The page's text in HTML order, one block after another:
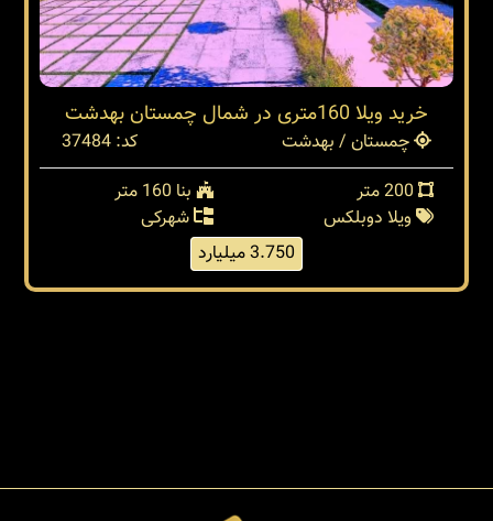
خرید ویلا 160متری در شمال چمستان بهدشت
چمستان / بهدشت
کد: 37484
بنا 160 متر
ویلا دوبلکس
شهرکی
3.750 میلیارد